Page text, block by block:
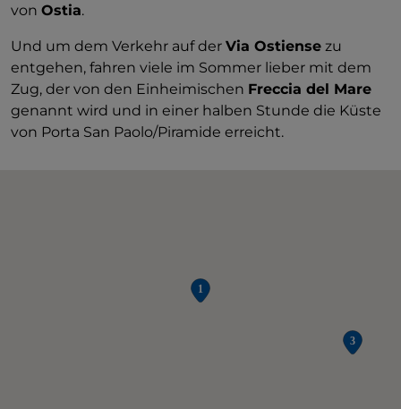
von Ostia.
Und um dem Verkehr auf der Via Ostiense zu
entgehen, fahren viele im Sommer lieber mit dem
Zug, der von den Einheimischen Freccia del Mare
genannt wird und in einer halben Stunde die Küste
von Porta San Paolo/Piramide erreicht.